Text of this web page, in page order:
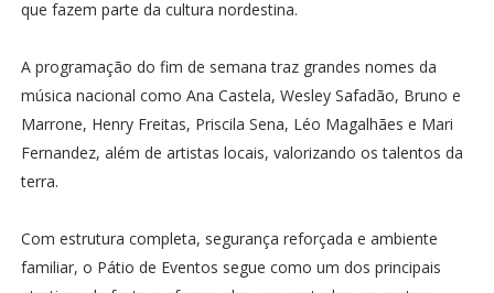
que fazem parte da cultura nordestina.
A programação do fim de semana traz grandes nomes da
música nacional como Ana Castela, Wesley Safadão, Bruno e
Marrone, Henry Freitas, Priscila Sena, Léo Magalhães e Mari
Fernandez, além de artistas locais, valorizando os talentos da
terra.
Com estrutura completa, segurança reforçada e ambiente
familiar, o Pátio de Eventos segue como um dos principais